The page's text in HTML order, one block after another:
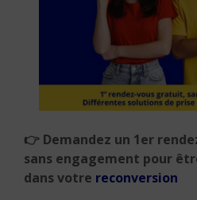
👉 Demandez un 1er
sans engagement pour
dans votre reconversion